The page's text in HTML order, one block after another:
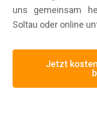
uns gemeinsam
Soltau oder online
Jetzt